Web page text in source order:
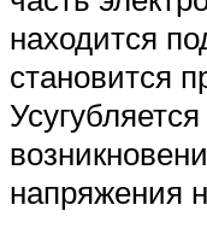
находится
становится
напряжения